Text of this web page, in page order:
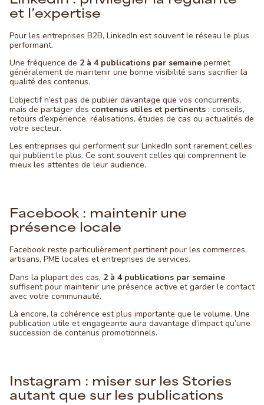
et l’expertise
Pour les entreprises B2B, LinkedIn est souvent le réseau le plus
performant.
Une fréquence de 2 à 4 publications par semaine permet
généralement de maintenir une bonne visibilité sans sacrifier la
qualité des contenus.
L’objectif n’est pas de publier davantage que vos concurrents,
mais de partager des contenus utiles et pertinents : conseils,
retours d’expérience, réalisations, études de cas ou actualités de
votre secteur.
Les entreprises qui performent sur LinkedIn sont rarement celles
qui publient le plus. Ce sont souvent celles qui comprennent le
mieux les attentes de leur audience.
Facebook : maintenir une
présence locale
Facebook reste particulièrement pertinent pour les commerces,
artisans, PME locales et entreprises de services.
Dans la plupart des cas, 2 à 4 publications par semaine
suffisent pour maintenir une présence active et garder le contact
avec votre communauté.
Là encore, la cohérence est plus importante que le volume. Une
publication utile et engageante aura davantage d’impact qu’une
succession de contenus promotionnels.
Instagram : miser sur les Stories
autant que sur les publications